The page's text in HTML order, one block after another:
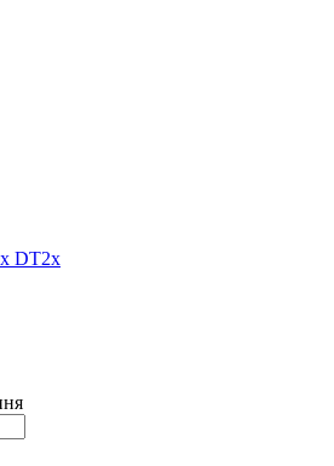
DT2x